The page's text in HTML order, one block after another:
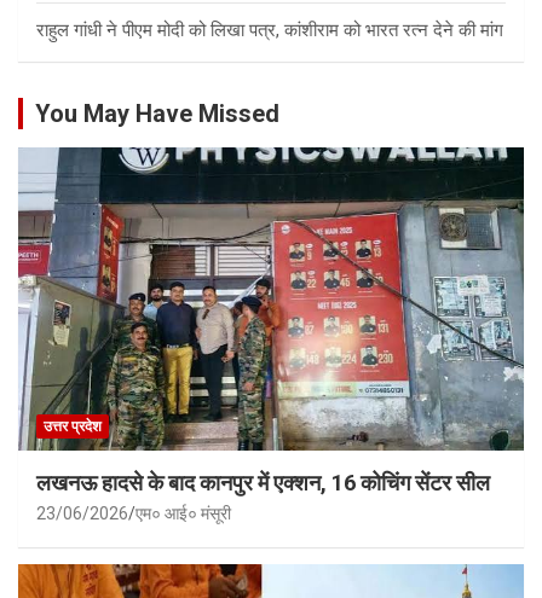
राहुल गांधी ने पीएम मोदी को लिखा पत्र, कांशीराम को भारत रत्न देने की मांग
You May Have Missed
उत्तर प्रदेश
लखनऊ हादसे के बाद कानपुर में एक्शन, 16 कोचिंग सेंटर सील
23/06/2026 एम० आई० मंसूरी